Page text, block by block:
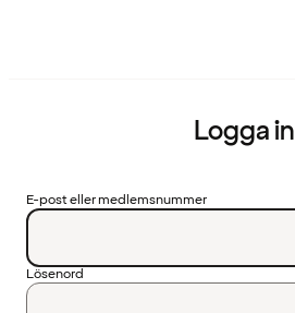
Logga in
E-post eller medlemsnummer
Lösenord